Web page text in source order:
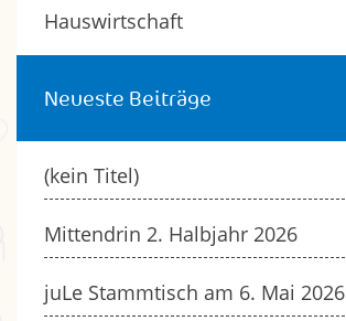
Hauswirtschaft
Neueste Beiträge
(kein Titel)
Mittendrin 2. Halbjahr 2026
juLe Stammtisch am 6. Mai 2026